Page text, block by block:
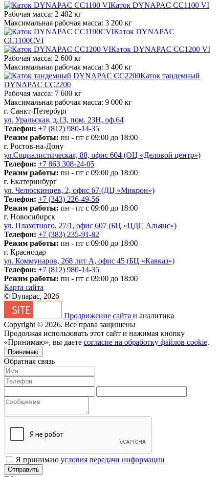
Каток DYNAPAC CC1100 VI
Рабочая масса: 2 402 кг
Максимальная рабочая масса: 3 200 кг
Каток DYNAPAC
CC1100CVI
Каток DYNAPAC CC1200 VI
Рабочая масса: 2 600 кг
Максимальная рабочая масса: 3 400 кг
Каток тандемный
DYNAPAC CC2200
Рабочая масса: 7 600 кг
Максимальная рабочая масса: 9 000 кг
г. Санкт-Петербург
ул. Уральская, д.13, пом. 23Н, оф.64
Телефон: +7 (812) 980-14-35
Режим работы: пн - пт с 09:00 до 18:00
г. Ростов-на-Дону
ул.Социалистическая, 88, офис 604 (ОЦ «Деловой центр»)
Телефон: +7 863 308-24-05
Режим работы: пн - пт с 09:00 до 18:00
г. Екатеринбург
ул. Челюскинцев, 2, офис 67 (ДЦ «Микрон»)
Телефон: +7 (343) 226-49-56
Режим работы: пн - пт с 09:00 до 18:00
г. Новосибирск
ул. Плахотного, 27/1, офис 607 (БЦ «ЦДС Альянс»)
Телефон: +7 (383) 235-91-82
Режим работы: пн - пт с 09:00 до 18:00
г. Краснодар
ул. Коммунаров, 268 лит А, офис 45 (БЦ «Кавказ»)
Телефон: +7 (812) 980-14-35
Режим работы: пн - пт с 09:00 до 18:00
Карта сайта
© Dynapac, 2026
Продвижение сайта и аналитика
Copyright © 2026. Все права защищены
Продолжая использовать этот сайт и нажимая кнопку
«Принимаю», вы даете согласие на обработку файлов cookie.
Принимаю
Обратная связь
Я принимаю условия передачи информации
Отправить